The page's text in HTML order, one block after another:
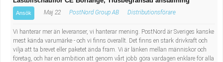
Ansök Maj 22 PostNord Group AB Distributionsförare
Vi hanterar mer än leveranser, vi hanterar mening. PostNord är Sveriges kanske
mest kända varumärke - och vi finns överallt. Det finns en stark drivkraft och
vilja att ta brevet eller paketet ända fram. Vi är länken mellan människor och
företag, och har en ambition att genom vårt jobb göra vardagen enklare för alla